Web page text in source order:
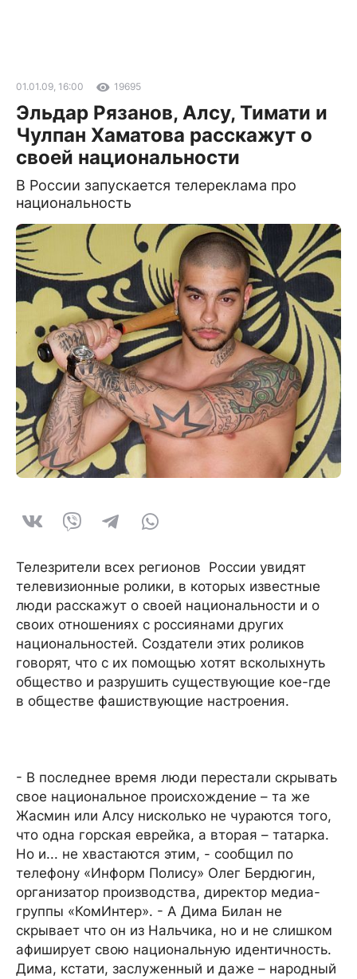
01.01.09, 16:00 19695
Эльдар Рязанов, Алсу, Тимати и
Чулпан Хаматова расскажут о
своей национальности
В России запускается телереклама про
национальность
Телезрители всех регионов России увидят
телевизионные ролики, в которых известные
люди расскажут о своей национальности и о
своих отношениях с россиянами других
национальностей. Создатели этих роликов
говорят, что с их помощью хотят всколыхнуть
общество и разрушить существующие кое-где
в обществе фашиствующие настроения.
- В последнее время люди перестали скрывать
свое национальное происхождение – та же
Жасмин или Алсу нисколько не чураются того,
что одна горская еврейка, а вторая – татарка.
Но и... не хвастаются этим, - сообщил по
телефону «Информ Полису» Олег Бердюгин,
организатор производства, директор медиа-
группы «КомИнтер». - А Дима Билан не
скрывает что он из Нальчика, но и не слишком
афиширует свою национальную идентичность.
Дима, кстати, заслуженный и даже – народный